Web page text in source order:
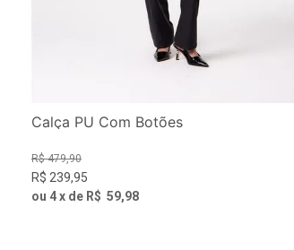
Calça PU Com Botões
R$ 479,90
R$ 239,95
ou 4x de R$ 59,98